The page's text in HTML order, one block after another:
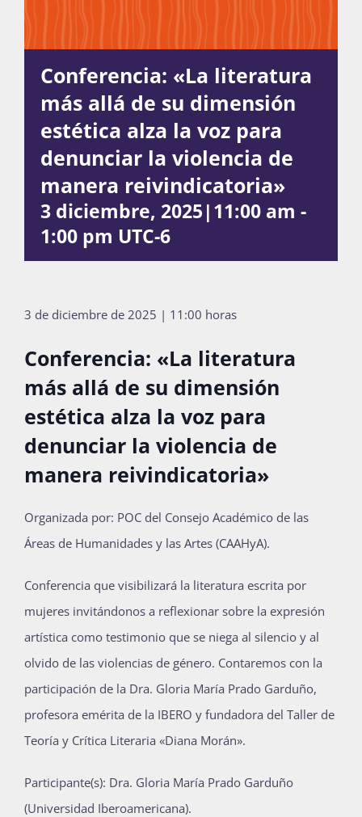
La Boletina
Blog
Recursos
Súmate
Publicaciones
Bienvenida generación 2027-1
Conferencia: «La literatura
más allá de su dimensión
estética alza la voz para
denunciar la violencia de
manera reivindicatoria»
3 diciembre, 2025|11:00 am -
1:00 pm UTC-6
3 de diciembre de 2025 | 11:00 horas
Conferencia: «La literatura
más allá de su dimensión
estética alza la voz para
denunciar la violencia de
manera reivindicatoria»
Organizada por: POC del Consejo Académico de las
Áreas de Humanidades y las Artes (CAAHyA).
Conferencia que visibilizará la literatura escrita por
mujeres invitándonos a reflexionar sobre la expresión
artística como testimonio que se niega al silencio y al
olvido de las violencias de género. Contaremos con la
participación de la Dra. Gloria María Prado Garduño,
profesora emérita de la IBERO y fundadora del Taller de
Teoría y Crítica Literaria «Diana Morán».
Participante(s): Dra. Gloria María Prado Garduño
(Universidad Iberoamericana).